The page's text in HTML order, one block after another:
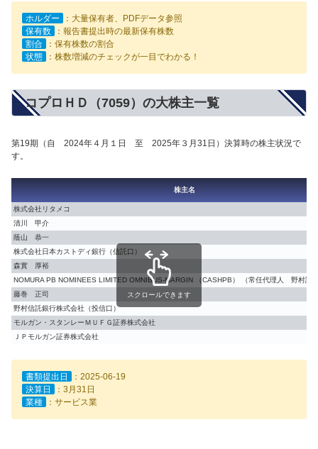
ホルダー
：大量保有者、PDFデータ参照
保有数
：報告書提出時の最新保有株数
割合
：保有株数の割合
状態
：株数増減のチェックが一目でわかる！
コプロＨＤ（7059）の大株主一覧
第19期（自 2024年４月１日 至 2025年３月31日）決算時の株主状況で
す。
株主名
株式会社リタメコ
清川 甲介
蔭山 恭一
株式会社日本カストディ銀行（信託口）
森實 厚裕
NOMURA PB NOMINEES LIMITED OMNIBUS-MARGIN （CASHPB） （常任代理人 野村證
藤巻 正司
野村信託銀行株式会社（投信口）
モルガン・スタンレーＭＵＦＧ証券株式会社
ＪＰモルガン証券株式会社
スクロールできます
書類提出日
：2025-06-19
決算日
：3月31日
業種
：サービス業